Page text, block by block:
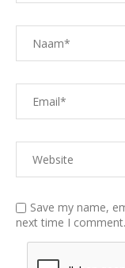
Save my name,
next time I comment.